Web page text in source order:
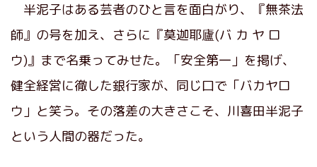
半泥子はある芸者のひと言を面白がり、『無茶法
師』の号を加え、さらに『莫迦耶廬(バ カ ヤ ロ
ウ)』まで名乗ってみせた。「安全第一」を掲げ、
健全経営に徹した銀行家が、同じ口で「バカヤロ
ウ」と笑う。その落差の大きさこそ、川喜田半泥子
という人間の器だった。